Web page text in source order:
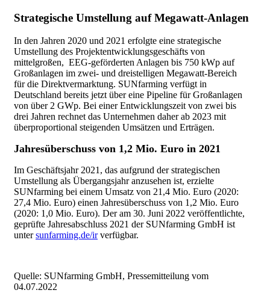
Strategische Umstellung auf Megawatt-Anlagen
In den Jahren 2020 und 2021 erfolgte eine strategische
Umstellung des Projektentwicklungsgeschäfts von
mittelgroßen, EEG-geförderten Anlagen bis 750 kWp auf
Großanlagen im zwei- und dreistelligen Megawatt-Bereich
für die Direktvermarktung. SUNfarmingverfügtin
Deutschlandbereits jetztüber eine Pipeline für Großanlagen
von über 2 GWp. Bei einer Entwicklungszeit von zwei bis
drei Jahren rechnet das Unternehmen daher ab 2023 mit
überproportional steigenden Umsätzen und Erträgen.
Jahresüberschuss von 1,2 Mio. Euro in 2021
Im Geschäftsjahr 2021, das aufgrund der strategischen
Umstellung als Übergangsjahr anzusehen ist, erzielte
SUNfarming bei einem Umsatz von 21,4 Mio. Euro (2020:
27,4 Mio. Euro) einen Jahresüberschuss von 1,2 Mio. Euro
(2020: 1,0 Mio. Euro). Der am 30. Juni 2022 veröffentlichte,
geprüfte Jahresabschluss 2021 der SUNfarming GmbH ist
untersunfarming.de/irverfügbar.
Quelle: SUNfarming GmbH, Pressemitteilung vom
04.07.2022